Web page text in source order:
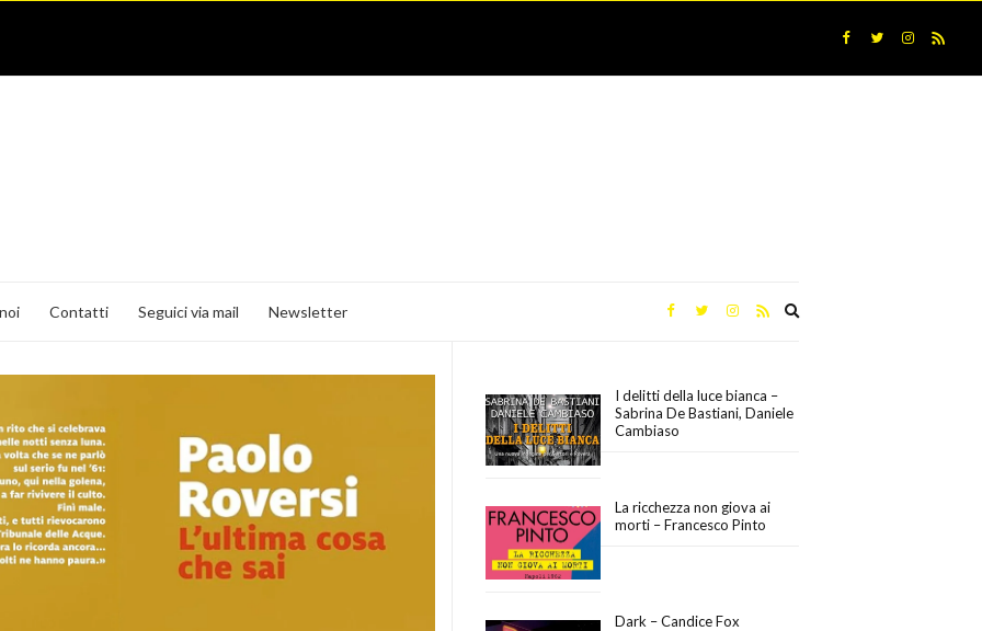
Contatti Seguici via mail Newsletter
I delitti della luce bianca –
Sabrina De Bastiani, Daniele
Cambiaso
La ricchezza non giova ai
morti – Francesco Pinto
Dark – Candice Fox